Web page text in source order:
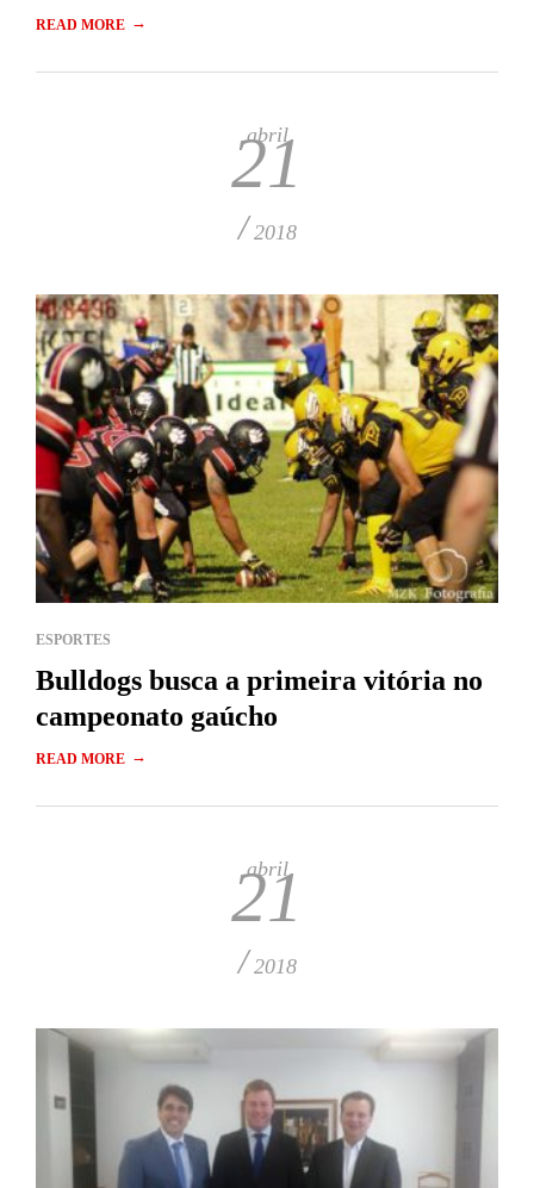
READ MORE →
abril
21
/ 2018
ESPORTES
Bulldogs busca a primeira vitória no
campeonato gaúcho
READ MORE →
abril
21
/ 2018